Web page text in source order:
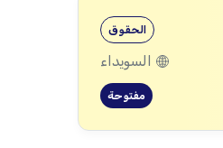
الحقوق
السويداء
مفتوحة